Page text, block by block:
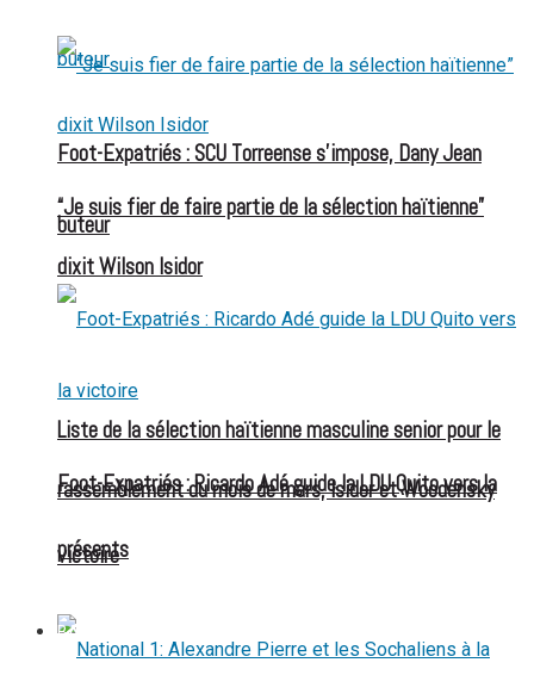
Foot-Expatriés : SCU Torreense s’impose, Dany Jean
buteur
Foot-Expatriés : Ricardo Adé guide la LDU Quito vers la
victoire
“Je suis fier de faire partie de la sélection haïtienne”
dixit Wilson Isidor
Liste de la sélection haïtienne masculine senior pour le
rassemblement du mois de mars, Isidor et Woodensky
présents
BASKETBALL